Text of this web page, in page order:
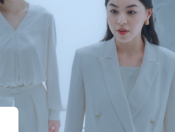
人を思い、場を作る。